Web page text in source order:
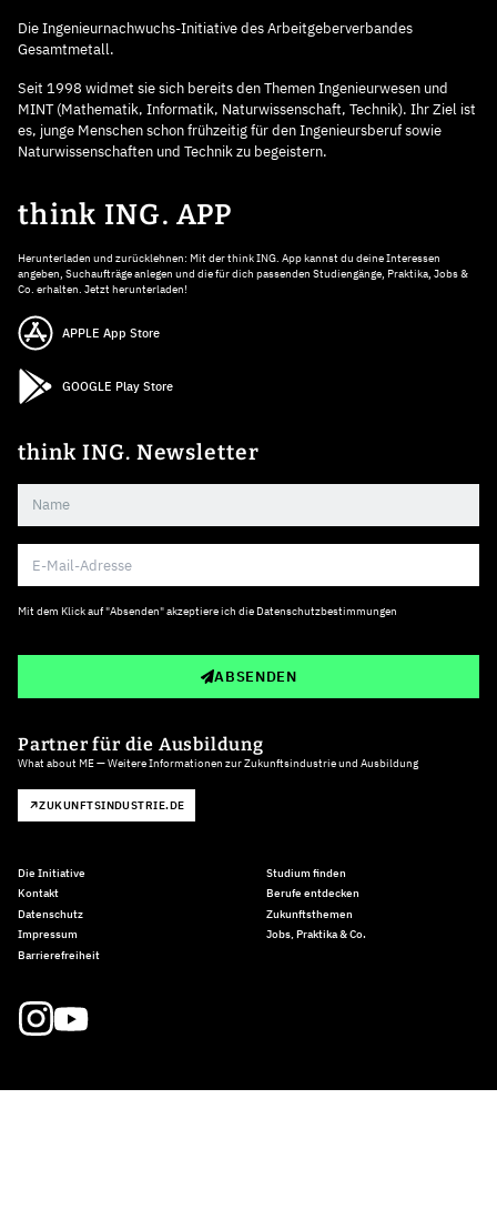
Die Ingenieurnachwuchs-Initiative des Arbeitgeberverbandes
Gesamtmetall.
Seit 1998 widmet sie sich bereits den Themen Ingenieurwesen und
MINT (Mathematik, Informatik, Naturwissenschaft, Technik). Ihr Ziel ist
es, junge Menschen schon frühzeitig für den Ingenieursberuf sowie
Naturwissenschaften und Technik zu begeistern.
think ING. APP
Herunterladen und zurücklehnen: Mit der think ING. App kannst du deine Interessen
angeben, Suchaufträge anlegen und die für dich passenden Studiengänge, Praktika, Jobs &
Co. erhalten. Jetzt herunterladen!
APPLE App Store
GOOGLE Play Store
think ING. Newsletter
Mit dem Klick auf "Absenden" akzeptiere ich die Datenschutzbestimmungen
ABSENDEN
Partner für die Ausbildung
What about ME — Weitere Informationen zur Zukunftsindustrie und Ausbildung
ZUKUNFTSINDUSTRIE.DE
Die Initiative
Kontakt
Datenschutz
Impressum
Barrierefreiheit
Studium finden
Berufe entdecken
Zukunftsthemen
Jobs, Praktika & Co.